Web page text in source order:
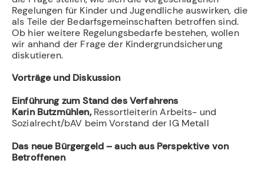
Regelungen für Kinder und Jugendliche auswirken, die
als Teile der Bedarfsgemeinschaften betroffen sind.
Ob hier weitere Regelungsbedarfe bestehen, wollen
wir anhand der Frage der Kindergrundsicherung
diskutieren.
Vorträge und Diskussion
Einführung zum Stand des Verfahrens
Karin Butzmühlen,Ressortleiterin Arbeits- und
Sozialrecht/bAV beim Vorstand der IG Metall
Das neue Bürgergeld – auch aus Perspektive von
Betroffenen